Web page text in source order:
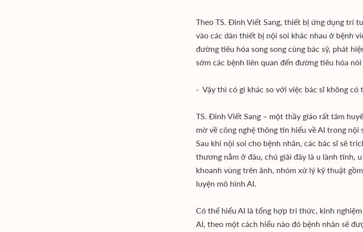
Theo TS. Đinh Viết Sang, thiết bị ứng dụng trí
vào các dàn thiết bị nội soi khác nhau ở bệnh
đường tiêu hóa song song cùng bác sỹ, phát
sớm các bệnh liên quan đến đường tiêu hóa nói
- Vậy thì có gì khác so với việc bác sĩ không
TS. Đinh Viết Sang – một thầy giáo rất tâm
mờ về công nghệ thông tin hiểu về AI trong
Sau khi nội soi cho bệnh nhân, các bác sĩ sẽ
thương nằm ở đâu, chú giải đây là u lành tính,
khoanh vùng trên ảnh, nhóm xử lý kỹ thuật
luyện mô hình AI.
Có thể hiểu AI là tổng hợp tri thức, kinh
AI, theo một cách hiểu nào đó bệnh nhân sẽ